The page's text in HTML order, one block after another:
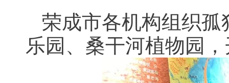
荣成市各机构组织
乐园、‌桑干河植物园